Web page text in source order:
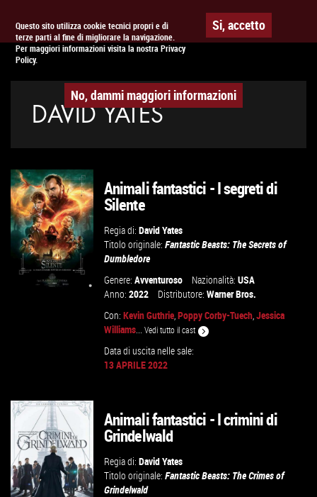
Questo sito utilizza cookie tecnici propri e di
terze parti al fine di migliorare la navigazione.
Per maggiori informazioni visita la nostra Privacy
Policy.
Si, accetto
No, dammi maggiori informazioni
APPUNTAMENTO AL CINEMA
DAVID YATES
Animali fantastici - I segreti di
Silente
Regia di:David Yates
Titolo originale:Fantastic Beasts: The Secrets of
Dumbledore
Genere:Avventuroso Nazionalità:USA
Anno:2022 Distributore:Warner Bros.
Con:Kevin Guthrie,Poppy Corby-Tuech,Jessica
Williams...Vedi tutto il cast
Data di uscita nelle sale:
13 APRILE 2022
Animali fantastici - I crimini di
Grindelwald
Regia di:David Yates
Titolo originale:Fantastic Beasts: The Crimes of
Grindelwald